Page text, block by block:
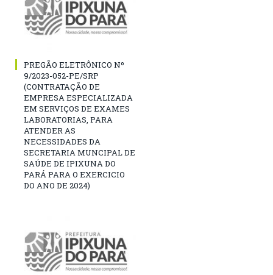
PREGÃO ELETRÔNICO Nº
9/2023-052-PE/SRP
(CONTRATAÇÃO DE
EMPRESA ESPECIALIZADA
EM SERVIÇOS DE EXAMES
LABORATORIAS, PARA
ATENDER AS
NECESSIDADES DA
SECRETARIA MUNCIPAL DE
SAÚDE DE IPIXUNA DO
PARÁ PARA O EXERCICIO
DO ANO DE 2024)